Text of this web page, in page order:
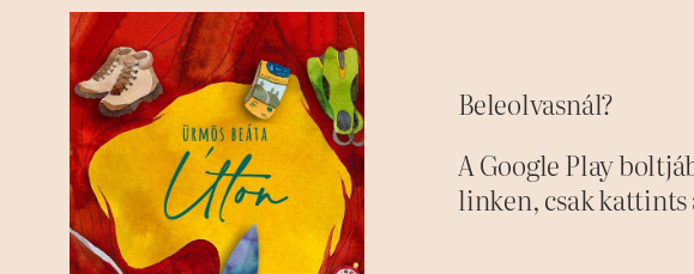
Beleolvasnál?
A Google Play
linken, csak kattints